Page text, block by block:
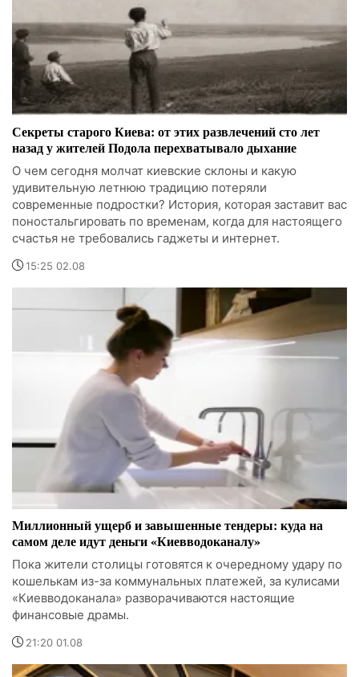
Секреты старого Киева: от этих развлечений сто лет
назад у жителей Подола перехватывало дыхание
О чем сегодня молчат киевские склоны и какую
удивительную летнюю традицию потеряли
современные подростки? История, которая заставит вас
поностальгировать по временам, когда для настоящего
счастья не требовались гаджеты и интернет.
15:25 02.08
Миллионный ущерб и завышенные тендеры: куда на
самом деле идут деньги «Киевводоканалу»
Пока жители столицы готовятся к очередному удару по
кошелькам из-за коммунальных платежей, за кулисами
«Киевводоканала» разворачиваются настоящие
финансовые драмы.
21:20 01.08